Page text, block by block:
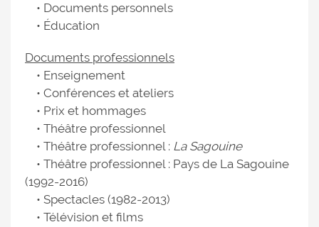
• Documents personnels
• Éducation
Documents professionnels
• Enseignement
• Conférences et ateliers
• Prix et hommages
• Théâtre professionnel
• Théâtre professionnel : La Sagouine
• Théâtre professionnel : Pays de La Sagouine
(1992-2016)
• Spectacles (1982-2013)
• Télévision et films